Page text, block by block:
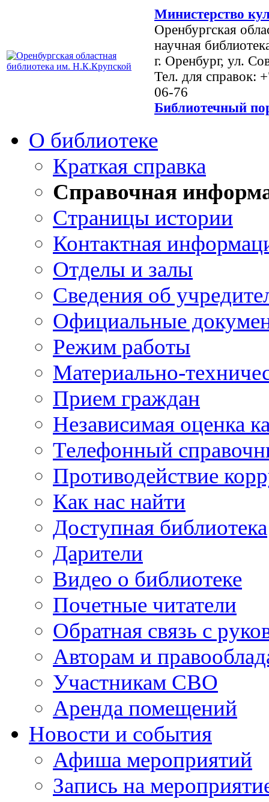
Министерство
Оренбургская
научная
г. Оренбург, ул.
Тел. для справок:
06-76
Библиотечный
О библиотеке
Краткая справка
Справочная
Страницы истории
Контактная
Отделы и залы
Сведения об
Официальные
Режим работы
Материально-
Прием граждан
Независимая оценка
Телефонный
Противодействие
Как нас найти
Доступная библиотека
Дарители
Видео о библиотеке
Почетные читатели
Обратная связь с
Авторам и
Участникам СВО
Аренда помещений
Новости и события
Афиша мероприятий
Запись на